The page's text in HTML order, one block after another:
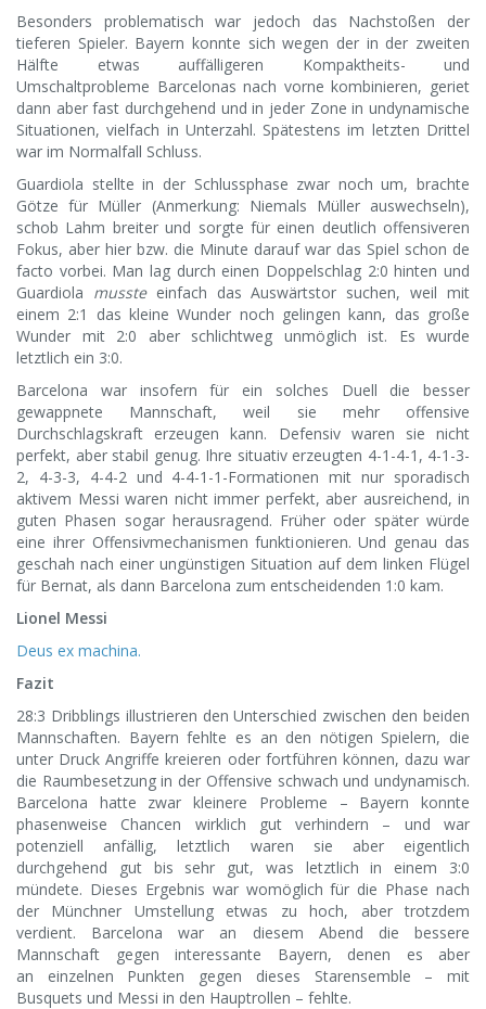
Besonders problematisch war jedoch das Nachstoßen der
tieferen Spieler. Bayern konnte sich wegen der in der zweiten
Hälfte etwas auffälligeren Kompaktheits- und
Umschaltprobleme Barcelonas nach vorne kombinieren, geriet
dann aber fast durchgehend und in jeder Zone in undynamische
Situationen, vielfach in Unterzahl. Spätestens im letzten Drittel
war im Normalfall Schluss.
Guardiola stellte in der Schlussphase zwar noch um, brachte
Götze für Müller (Anmerkung: Niemals Müller auswechseln),
schob Lahm breiter und sorgte für einen deutlich offensiveren
Fokus, aber hier bzw. die Minute darauf war das Spiel schon de
facto vorbei. Man lag durch einen Doppelschlag 2:0 hinten und
Guardiola musste einfach das Auswärtstor suchen, weil mit
einem 2:1 das kleine Wunder noch gelingen kann, das große
Wunder mit 2:0 aber schlichtweg unmöglich ist. Es wurde
letztlich ein 3:0.
Barcelona war insofern für ein solches Duell die besser
gewappnete Mannschaft, weil sie mehr offensive
Durchschlagskraft erzeugen kann. Defensiv waren sie nicht
perfekt, aber stabil genug. Ihre situativ erzeugten 4-1-4-1, 4-1-3-
2, 4-3-3, 4-4-2 und 4-4-1-1-Formationen mit nur sporadisch
aktivem Messi waren nicht immer perfekt, aber ausreichend, in
guten Phasen sogar herausragend. Früher oder später würde
eine ihrer Offensivmechanismen funktionieren. Und genau das
geschah nach einer ungünstigen Situation auf dem linken Flügel
für Bernat, als dann Barcelona zum entscheidenden 1:0 kam.
Lionel Messi
Deus ex machina.
Fazit
28:3 Dribblings illustrieren den Unterschied zwischen den beiden
Mannschaften. Bayern fehlte es an den nötigen Spielern, die
unter Druck Angriffe kreieren oder fortführen können, dazu war
die Raumbesetzung in der Offensive schwach und undynamisch.
Barcelona hatte zwar kleinere Probleme – Bayern konnte
phasenweise Chancen wirklich gut verhindern – und war
potenziell anfällig, letztlich waren sie aber eigentlich
durchgehend gut bis sehr gut, was letztlich in einem 3:0
mündete. Dieses Ergebnis war womöglich für die Phase nach
der Münchner Umstellung etwas zu hoch, aber trotzdem
verdient. Barcelona war an diesem Abend die bessere
Mannschaft gegen interessante Bayern, denen es aber
an einzelnen Punkten gegen dieses Starensemble – mit
Busquets und Messi in den Hauptrollen – fehlte.